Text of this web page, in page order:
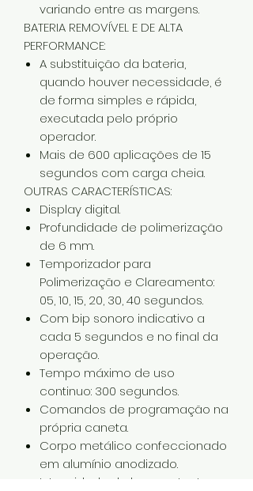
variando entre as margens.
BATERIA REMOVÍVEL E DE ALTA
PERFORMANCE:
A substituição da bateria,
quando houver necessidade, é
de forma simples e rápida,
executada pelo próprio
operador.
Mais de 600 aplicações de 15
segundos com carga cheia.
OUTRAS CARACTERÍSTICAS:
Display digital.
Profundidade de polimerização
de 6 mm.
Temporizador para
Polimerização e Clareamento:
05, 10, 15, 20, 30, 40 segundos.
Com bip sonoro indicativo a
cada 5 segundos e no final da
operação.
Tempo máximo de uso
continuo: 300 segundos.
Comandos de programação na
própria caneta.
Corpo metálico confeccionado
em alumínio anodizado.
Intensidade de luz constante,